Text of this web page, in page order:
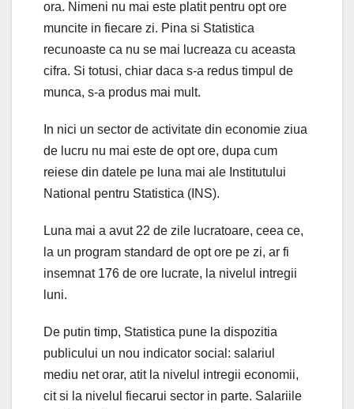
ora. Nimeni nu mai este platit pentru opt ore
muncite in fiecare zi. Pina si Statistica
recunoaste ca nu se mai lucreaza cu aceasta
cifra. Si totusi, chiar daca s-a redus timpul de
munca, s-a produs mai mult.
In nici un sector de activitate din economie ziua
de lucru nu mai este de opt ore, dupa cum
reiese din datele pe luna mai ale Institutului
National pentru Statistica (INS).
Luna mai a avut 22 de zile lucratoare, ceea ce,
la un program standard de opt ore pe zi, ar fi
insemnat 176 de ore lucrate, la nivelul intregii
luni.
De putin timp, Statistica pune la dispozitia
publicului un nou indicator social: salariul
mediu net orar, atit la nivelul intregii economii,
cit si la nivelul fiecarui sector in parte. Salariile